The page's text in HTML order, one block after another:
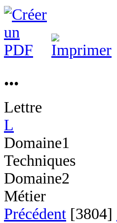
...
Lettre
L
Domaine1
Techniques
Domaine2
Métier
Précédent [3804]